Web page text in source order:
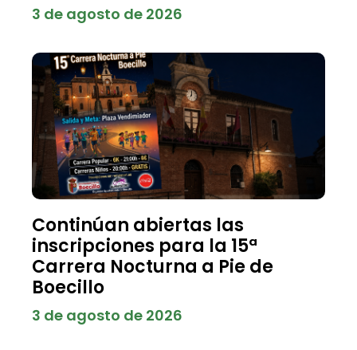
3 de agosto de 2026
Continúan abiertas las
inscripciones para la 15ª
Carrera Nocturna a Pie de
Boecillo
3 de agosto de 2026